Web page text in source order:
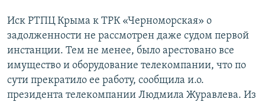
Иск РТПЦ Крыма к ТРК «Черноморская» о
задолженности не рассмотрен даже судом первой
инстанции. Тем не менее, было арестовано все
имущество и оборудование телекомпании, что по
сути прекратило ее работу, сообщила и.о.
президента телекомпании Людмила Журавлева. Из